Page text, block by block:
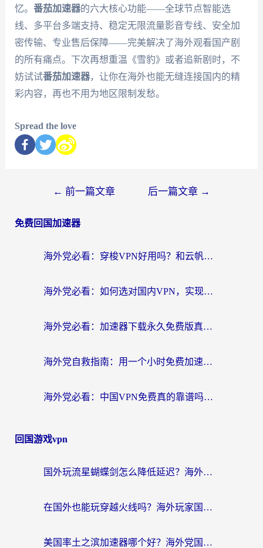
忆。 番茄加速器的六大核心功能——全球节点智能选
线、多平台多端支持、稳定无限流量影音专线、安全加
密传输、专业售后保障——完美解决了海外观看国产剧
的所有痛点。下次再想重温《雪豹》或者追新剧时，不
妨试试番茄加速器，让你在海外也能无缝连接国内的精
彩内容，再也不用为地区限制发愁。
Spread the love
← 前一篇文章 后一篇文章 →
免费回国加速器
海外党必看：穿梭VPN好用吗？和云帆VPN对比哪个回国效果更好？附真实测评+避坑指南
海外党必看：如何选对国内VPN，实现无缝访问国内资源？
海外党必看：加速器下载永久免费版真的存在吗？教你无缝访问国内资源的正确姿势
海外党自救指南：用一个小时免费加速器，轻松打破国内资源访问壁垒？
海外党必看：中国VPN免费真的靠谱吗？手把手教你选对回国加速器
回国游戏vpn
国外玩流星蝴蝶剑怎么降低延迟？海外党必看的加速秘籍（含欧洲鸣潮&彩虹岛优化攻略）
在国外也能玩穿越火线吗？海外玩家国服游戏畅玩终极指南
美国率土之滨加速器哪个好？海外党国服游戏畅玩终极指南（附多游戏解决方案）